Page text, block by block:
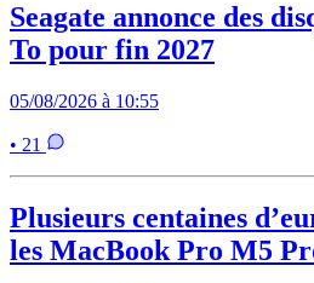
Seagate annonce des
To pour fin 2027
05/08/2026 à 10:55
• 21
Plusieurs centaines
les MacBook Pro M5